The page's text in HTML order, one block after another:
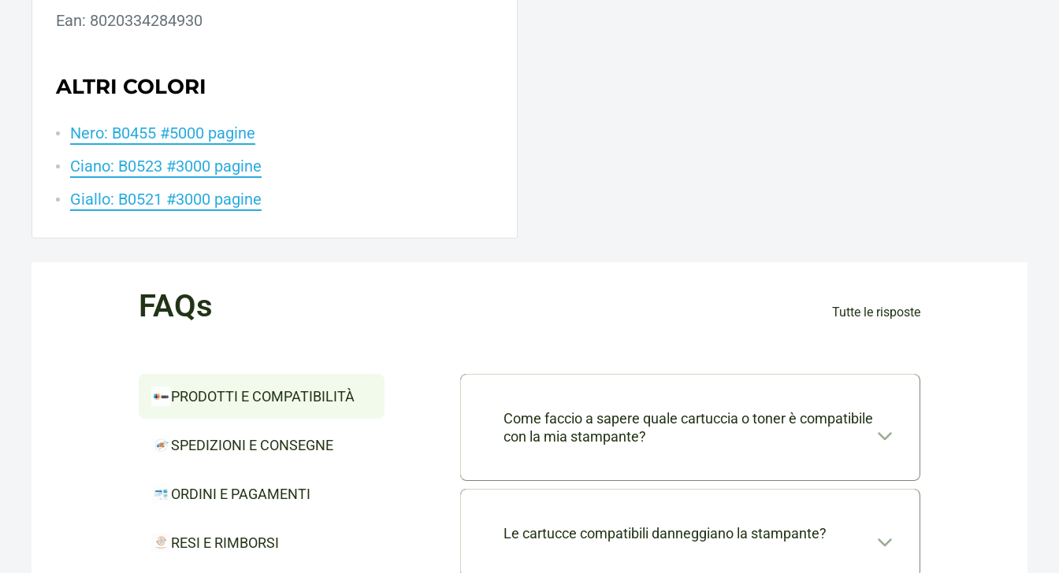
Ean: 8020334284930
ALTRI COLORI
Nero: B0455 #5000 pagine
Ciano: B0523 #3000 pagine
Giallo: B0521 #3000 pagine
FAQs Tutte le risposte
PRODOTTI E COMPATIBILITÀ
SPEDIZIONI E CONSEGNE
ORDINI E PAGAMENTI
RESI E RIMBORSI
Come faccio a sapere quale cartuccia o toner è compatibile
con la mia stampante?
Nella scheda di ogni prodotto consumabile trovi l'elenco completo
puoi contattarci in chat o via mail a info@cartucciaperfetta.it
Le cartucce compatibili danneggiano la stampante?